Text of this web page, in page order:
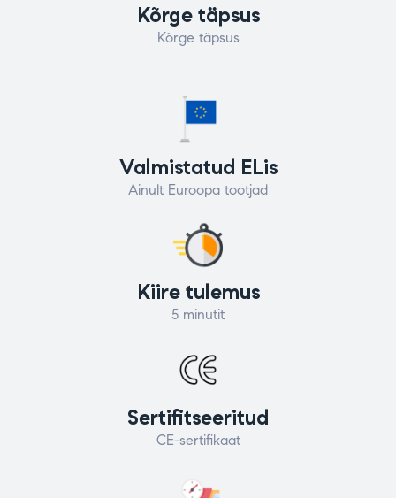
Kõrge täpsus
Kõrge täpsus
Valmistatud ELis
Ainult Euroopa tootjad
Kiire tulemus
5 minutit
Sertifitseeritud
CE-sertifikaat